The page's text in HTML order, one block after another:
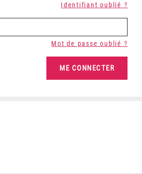
Identifiant oublié ?
Mot de passe oublié ?